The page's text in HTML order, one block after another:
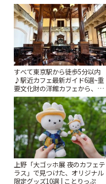
「Kimamaya T&K」 | ことりっ
ぷ
すべて東京駅から徒歩5分以内
♪駅近カフェ最新ガイド6選~重
要文化財の洋館カフェから、改
札すぐのレトロ喫茶まで~ | こと
りっぷ
上野「大ゴッホ展 夜のカフェテ
ラス」で見つけた、オリジナル
限定グッズ10選 | ことりっぷ